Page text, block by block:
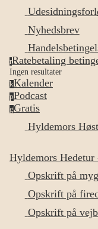
Nyhedsbrev
rRatebetaling
Ingen resultater
kKalender
pPodcast
gGratis
Hyldemors
Hyldemors
Opskrift på
Opskrift på
Opskrift på